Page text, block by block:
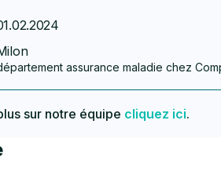
assurance maladie chez
sur notre équipe cliquez ici.